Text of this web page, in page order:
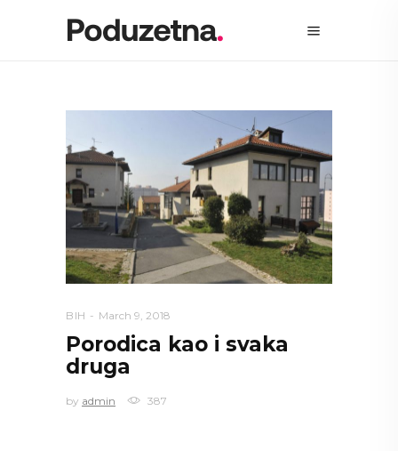
BIH March 9, 2018
Porodica kao i svaka
druga
by admin 387